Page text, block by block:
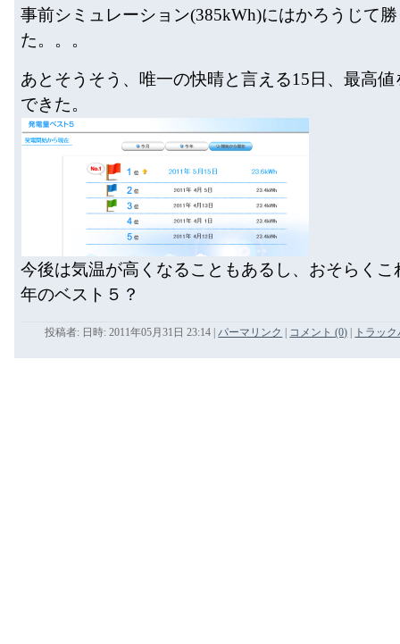
事前シミュレーション(385kWh)にはかろうじて
た。。。
あとそうそう、唯一の快晴と言える15日、最高値
できた。
今後は気温が高くなることもあるし、おそらくこ
年のベスト５？
投稿者: 日時: 2011年05月31日 23:14 パーマリンク コメント (0) トラッ